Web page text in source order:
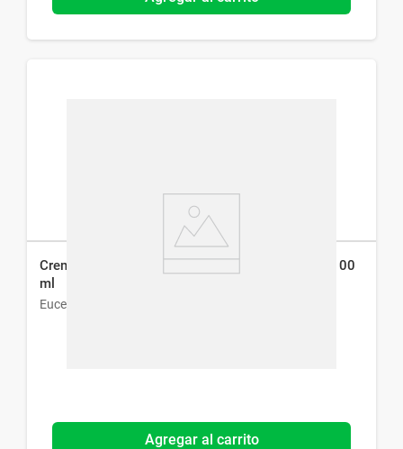
Crema para Pies Eucerin UreaRepair Plus 10% x 100
ml
Eucerin
Agregar al carrito